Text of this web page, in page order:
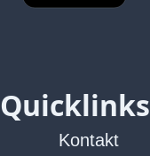
Quicklinks
Kontakt